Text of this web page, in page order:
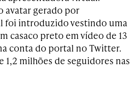
avatar gerado por
foi introduzido vestindo uma
casaco preto em vídeo de 13
conta do portal no Twitter.
1,2 milhões de seguidores nas